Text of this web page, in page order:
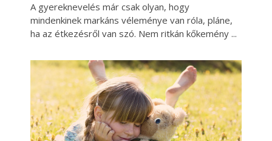
A gyereknevelés már csak olyan, hogy
mindenkinek markáns véleménye van róla, pláne,
ha az étkezésről van szó. Nem ritkán kőkemény